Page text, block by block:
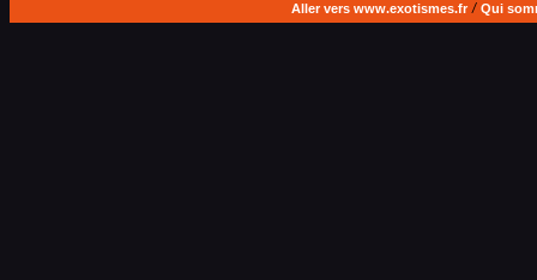
Aller vers www.exotismes.fr/ Qui